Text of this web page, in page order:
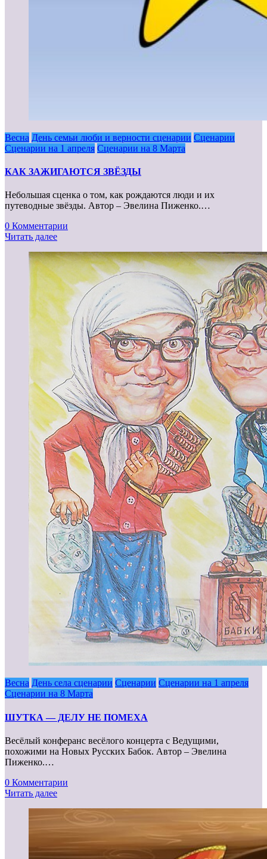
Весна День семьи люби и верности сценарии Сценарии
Сценарии на 1 апреля Сценарии на 8 Марта
КАК ЗАЖИГАЮТСЯ ЗВЁЗДЫ
Небольшая сценка о том, как рождаются люди и их
путеводные звёзды. Автор – Эвелина Пиженко.…
0 Комментарии
Читать далее
Весна День села сценарии Сценарии Сценарии на 1 апреля
Сценарии на 8 Марта
ШУТКА — ДЕЛУ НЕ ПОМЕХА
Весёлый конферанс весёлого концерта с Ведущими,
похожими на Новых Русских Бабок. Автор – Эвелина
Пиженко.…
0 Комментарии
Читать далее